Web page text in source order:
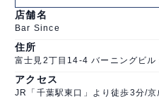
店舗情報
店舗名
Bar Since
住所
富士見2丁目14-4 バーニングビル
アクセス
JR「千葉駅東口」より徒歩3分/